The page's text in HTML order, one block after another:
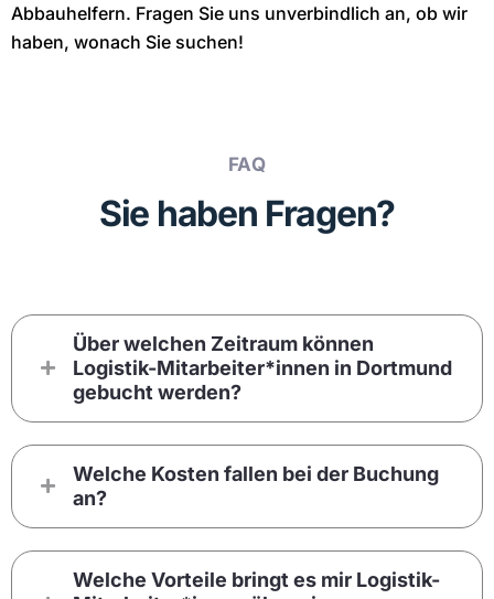
Abbauhelfern. Fragen Sie uns unverbindlich an, ob wir
haben, wonach Sie suchen!
FAQ
Sie haben Fragen?
Über welchen Zeitraum können
Logistik-Mitarbeiter*innen in Dortmund
gebucht werden?
Welche Kosten fallen bei der Buchung
an?
Welche Vorteile bringt es mir Logistik-